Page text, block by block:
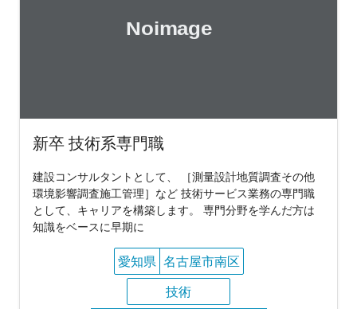
新卒 技術系専門職
建設コンサルタントとして、 ［測量設計地質調査その他
環境影響調査施工管理］など 技術サービス業務の専門職
として、キャリアを構築します。 専門分野を学んだ方は
知識をベースに早期に
愛知県 名古屋市南区
技術